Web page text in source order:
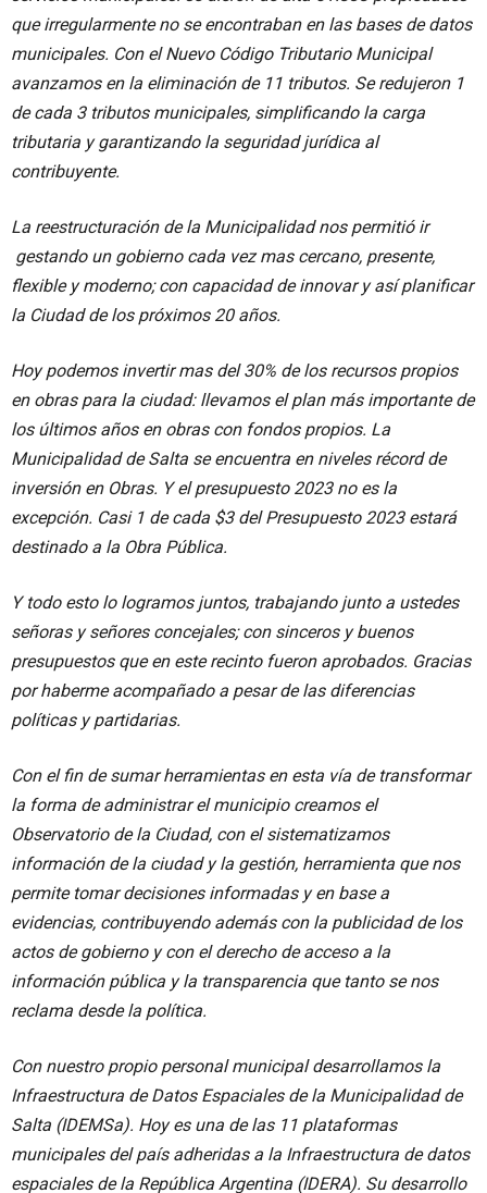
que irregularmente no se encontraban en las bases de datos
municipales. Con el Nuevo Código Tributario Municipal
avanzamos en la eliminación de 11 tributos. Se redujeron 1
de cada 3 tributos municipales, simplificando la carga
tributaria y garantizando la seguridad jurídica al
contribuyente.
La reestructuración de la Municipalidad nos permitió ir
gestando un gobierno cada vez mas cercano, presente,
flexible y moderno; con capacidad de innovar y así planificar
la Ciudad de los próximos 20 años.
Hoy podemos invertir mas del 30% de los recursos propios
en obras para la ciudad: llevamos el plan más importante de
los últimos años en obras con fondos propios. La
Municipalidad de Salta se encuentra en niveles récord de
inversión en Obras. Y el presupuesto 2023 no es la
excepción. Casi 1 de cada $3 del Presupuesto 2023 estará
destinado a la Obra Pública.
Y todo esto lo logramos juntos, trabajando junto a ustedes
señoras y señores concejales; con sinceros y buenos
presupuestos que en este recinto fueron aprobados. Gracias
por haberme acompañado a pesar de las diferencias
políticas y partidarias.
Con el fin de sumar herramientas en esta vía de transformar
la forma de administrar el municipio creamos el
Observatorio de la Ciudad, con el sistematizamos
información de la ciudad y la gestión, herramienta que nos
permite tomar decisiones informadas y en base a
evidencias, contribuyendo además con la publicidad de los
actos de gobierno y con el derecho de acceso a la
información pública y la transparencia que tanto se nos
reclama desde la política.
Con nuestro propio personal municipal desarrollamos la
Infraestructura de Datos Espaciales de la Municipalidad de
Salta (IDEMSa). Hoy es una de las 11 plataformas
municipales del país adheridas a la Infraestructura de datos
espaciales de la República Argentina (IDERA). Su desarrollo